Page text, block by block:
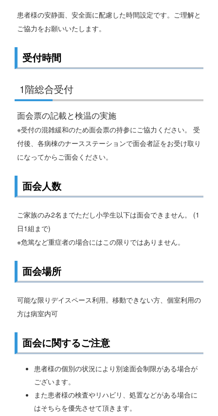
患者様の安静面、安全面に配慮した時間設定です。ご理解と
ご協力をお願いいたします。
受付時間
1階総合受付
面会票の記載と検温の実施
※受付の混雑緩和のため面会票の持参にご協力ください。 受
付後、各病棟のナースステーションで面会者証をお受け取り
になってからご面会ください。
面会人数
ご家族のみ2名までただし小学生以下は面会できません。 (1
日1組まで)
※危篤など重症者の場合にはこの限りではありません。
面会場所
可能な限りデイスペース利用。移動できない方、個室利用の
方は病室内可
面会に関するご注意
患者様の個別の状況により別途面会制限がある場合が
ございます。
また患者様の検査やリハビリ、処置などがある場合に
はそちらを優先させて頂きます。